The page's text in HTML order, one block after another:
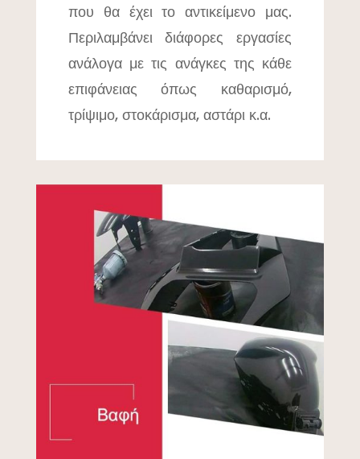
που θα έχει το αντικείμενο μας.
Περιλαμβάνει διάφορες εργασίες
ανάλογα με τις ανάγκες της κάθε
επιφάνειας όπως καθαρισμό,
τρίψιμο, στοκάρισμα, αστάρι κ.α.